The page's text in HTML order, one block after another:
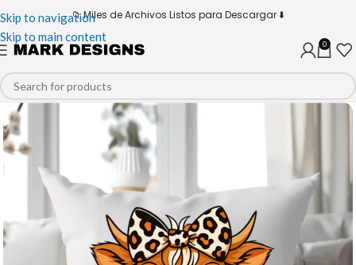
Skip to navigation
Skip to main content
📁 Miles de Archivos Listos para Descargar ⬇️
0